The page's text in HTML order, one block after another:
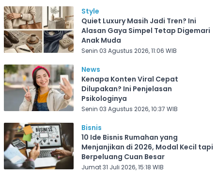
Style
Quiet Luxury Masih Jadi Tren? Ini
Alasan Gaya Simpel Tetap Digemari
Anak Muda
Senin 03 Agustus 2026, 11:06 WIB
News
Kenapa Konten Viral Cepat
Dilupakan? Ini Penjelasan
Psikologinya
Senin 03 Agustus 2026, 10:37 WIB
Bisnis
10 Ide Bisnis Rumahan yang
Menjanjikan di 2026, Modal Kecil tapi
Berpeluang Cuan Besar
Jumat 31 Juli 2026, 15:18 WIB